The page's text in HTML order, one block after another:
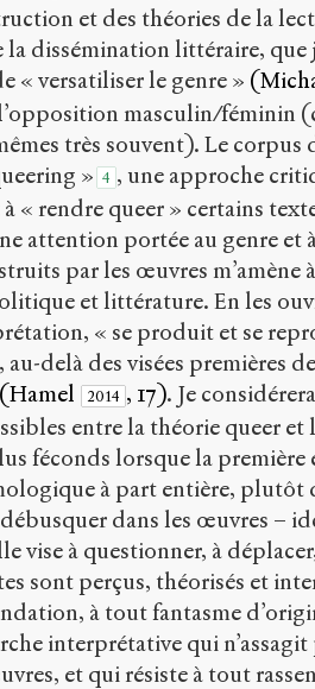
et des théories de la
la dissémination littéraire, que
« versatiliser le genre »
masculin/féminin
très souvent). Le corpus
» 4 , une approche
« rendre queer » certains
attention portée au genre et
par les œuvres m’amène
et littérature. En les
« se produit et se
delà des visées premières
(Hamel 2014 , 17). Je
entre la théorie queer et
féconds lorsque la première
à part entière, plutôt
dans les œuvres –
vise à questionner, à
sont perçus, théorisés et
à tout fantasme
interprétative qui
et qui résiste à tout